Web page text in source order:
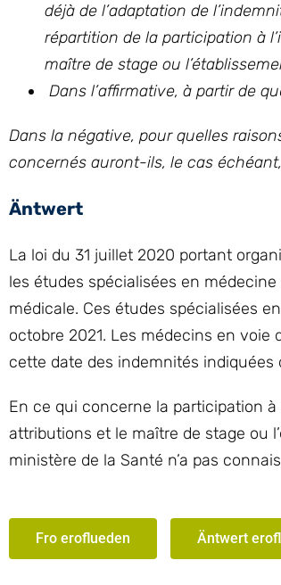
déjà de l’adaptation de
répartition de la participation à
maître de stage ou
Dans l’affirmative, à partir de
Dans la négative, pour quelles
concernés auront-ils, le cas
Äntwert
La loi du 31 juillet 2020 portant
les études spécialisées en
médicale. Ces études spécialisées
octobre 2021. Les médecins en
cette date des indemnités indiquées
En ce qui concerne la participation
attributions et le maître de stage ou
ministère de la Santé n’a pas
Fro eroflueden Äntwert